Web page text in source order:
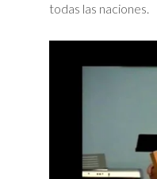
todas las naciones.